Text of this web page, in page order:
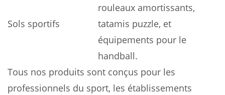
Sols sportifs
rouleaux amortissants,
tatamis puzzle, et
équipements pour le
handball.
Tous nos produits sont conçus pour les
professionnels du sport, les établissements